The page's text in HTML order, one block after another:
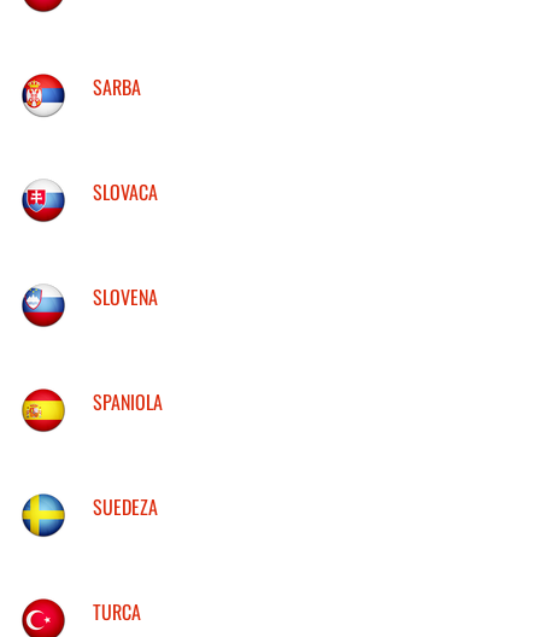
SARBA
SLOVACA
SLOVENA
SPANIOLA
SUEDEZA
TURCA